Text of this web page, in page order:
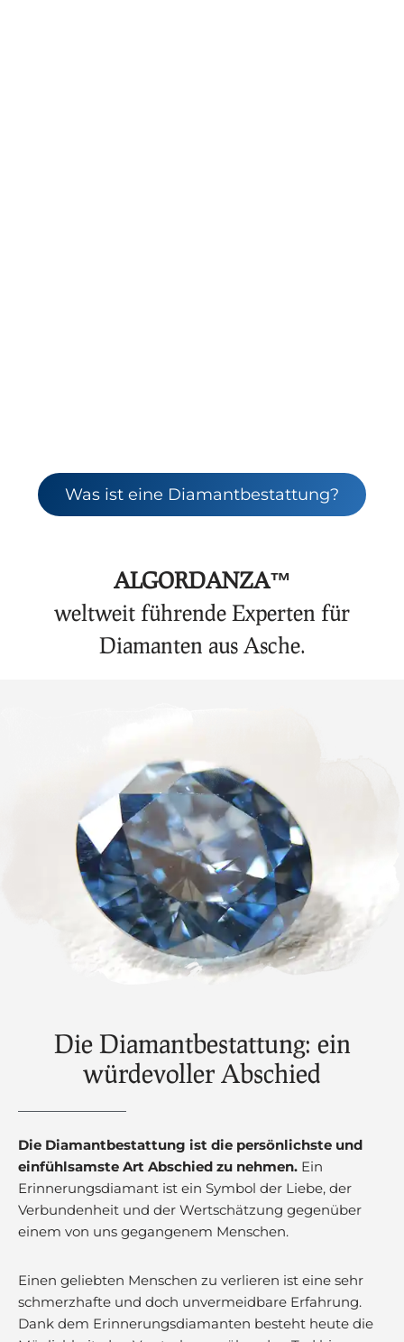
Was ist eine Diamantbestattung?
ALGORDANZA™
weltweit führende Experten für
Diamanten aus Asche.
Die Diamantbestattung: ein
würdevoller Abschied
Die Diamantbestattung ist die persönlichste und
einfühlsamste Art Abschied zu nehmen. Ein
Erinnerungsdiamant ist ein Symbol der Liebe, der
Verbundenheit und der Wertschätzung gegenüber
einem von uns gegangenem Menschen.
Einen geliebten Menschen zu verlieren ist eine sehr
schmerzhafte und doch unvermeidbare Erfahrung.
Dank dem Erinnerungsdiamanten besteht heute die